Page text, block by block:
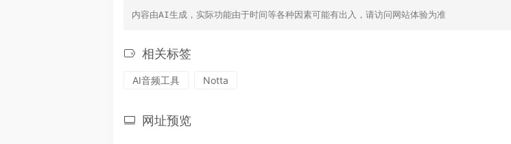
内容由AI生成，实际功能由于时间等各种因素可能有出入，请访问网站体验为准
相关标签
AI音频工具 Notta
网址预览